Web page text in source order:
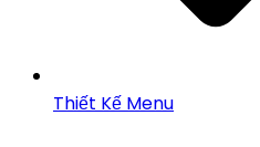
Thiết Kế Menu